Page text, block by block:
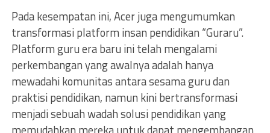
Pada kesempatan ini, Acer juga mengumumkan
transformasi platform insan pendidikan “Guraru”.
Platform guru era baru ini telah mengalami
perkembangan yang awalnya adalah hanya
mewadahi komunitas antara sesama guru dan
praktisi pendidikan, namun kini bertransformasi
menjadi sebuah wadah solusi pendidikan yang